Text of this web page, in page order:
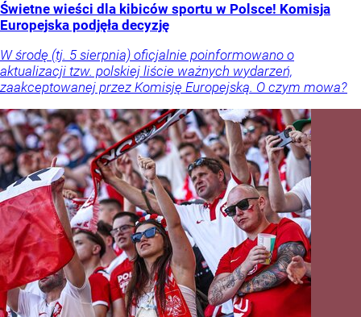
Świetne wieści dla kibiców sportu w Polsce! Komisja
Europejska podjęła decyzję
W środę (tj. 5 sierpnia) oficjalnie poinformowano o
aktualizacji tzw. polskiej liście ważnych wydarzeń,
zaakceptowanej przez Komisję Europejską. O czym mowa?